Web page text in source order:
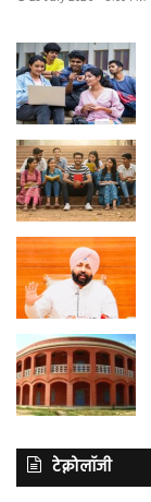
टेक्नोलॉजी